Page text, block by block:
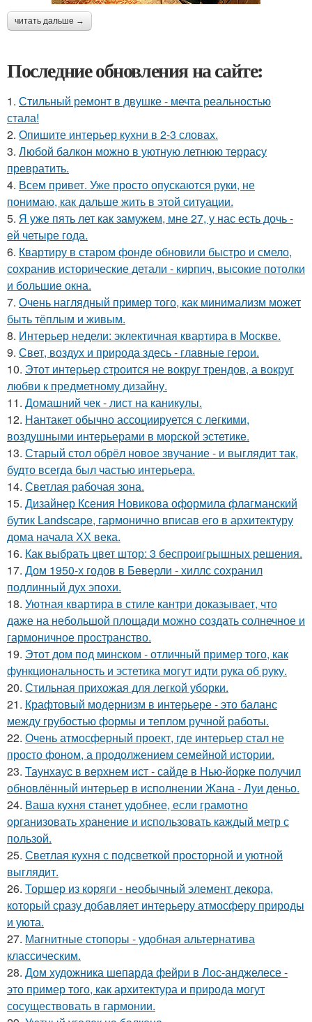
читать дальше →
Последние обновления на сайте:
1. Стильный ремонт в двушке - мечта реальностью
стала!
2. Опишите интерьер кухни в 2-3 словах.
3. Любой балкон можно в уютную летнюю террасу
превратить.
4. Всем привет. Уже просто опускаются руки, не
понимаю, как дальше жить в этой ситуации.
5. Я уже пять лет как замужем, мне 27, у нас есть дочь -
ей четыре года.
6. Квартиру в старом фонде обновили быстро и смело,
сохранив исторические детали - кирпич, высокие потолки
и большие окна.
7. Очень наглядный пример того, как минимализм может
быть тёплым и живым.
8. Интерьер недели: эклектичная квартира в Москве.
9. Свет, воздух и природа здесь - главные герои.
10. Этот интерьер строится не вокруг трендов, а вокруг
любви к предметному дизайну.
11. Домашний чек - лист на каникулы.
12. Нантакет обычно ассоциируется с легкими,
воздушными интерьерами в морской эстетике.
13. Старый стол обрёл новое звучание - и выглядит так,
будто всегда был частью интерьера.
14. Светлая рабочая зона.
15. Дизайнер Ксения Новикова оформила флагманский
бутик Landscape, гармонично вписав его в архитектуру
дома начала ХХ века.
16. Как выбрать цвет штор: 3 беспроигрышных решения.
17. Дом 1950-х годов в Беверли - хиллс сохранил
подлинный дух эпохи.
18. Уютная квартира в стиле кантри доказывает, что
даже на небольшой площади можно создать солнечное и
гармоничное пространство.
19. Этот дом под минском - отличный пример того, как
функциональность и эстетика могут идти рука об руку.
20. Стильная прихожая для легкой уборки.
21. Крафтовый модернизм в интерьере - это баланс
между грубостью формы и теплом ручной работы.
22. Очень атмосферный проект, где интерьер стал не
просто фоном, а продолжением семейной истории.
23. Таунхаус в верхнем ист - сайде в Нью-йорке получил
обновлённый интерьер в исполнении Жана - Луи деньо.
24. Ваша кухня станет удобнее, если грамотно
организовать хранение и использовать каждый метр с
пользой.
25. Светлая кухня с подсветкой просторной и уютной
выглядит.
26. Торшер из коряги - необычный элемент декора,
который сразу добавляет интерьеру атмосферу природы
и уюта.
27. Магнитные стопоры - удобная альтернатива
классическим.
28. Дом художника шепарда фейри в Лос-анджелесе -
это пример того, как архитектура и природа могут
сосуществовать в гармонии.